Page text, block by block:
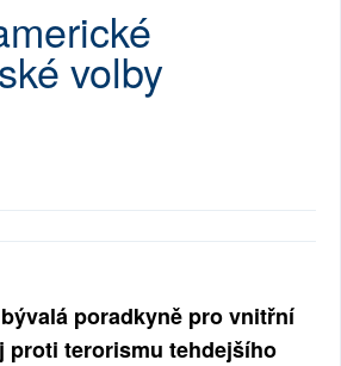
volby
poradkyně pro vnitřní
proti terorismu tehdejšího